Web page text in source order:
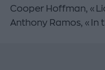
Cooper Hoffman,
Anthony Ramos, «In